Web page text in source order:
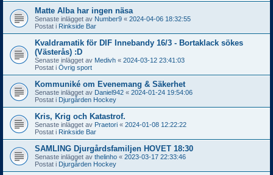
Matte Alba har ingen näsa
Senaste inlägget av Number9 « 2024-04-06 18:32:55
Postat i Rinkside Bar
Kvaldramatik för DIF Innebandy 16/3 - Bortaklack sökes
(Västerås) :D
Senaste inlägget av Medivh « 2024-03-12 23:41:03
Postat i Övrig sport
Kommuniké om Evenemang & Säkerhet
Senaste inlägget av Daniel942 « 2024-01-24 19:54:06
Postat i Djurgården Hockey
Kris, Krig och Katastrof.
Senaste inlägget av Praetori « 2024-01-08 12:22:22
Postat i Rinkside Bar
SAMLING Djurgårdsfamiljen HOVET 18:30
Senaste inlägget av thelinho « 2023-03-17 22:33:46
Postat i Djurgården Hockey